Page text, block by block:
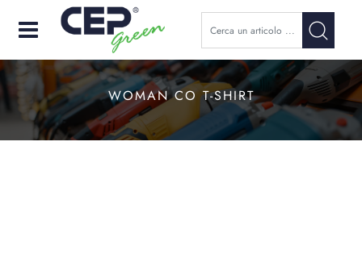
Open
WOMAN CO T-SHIRT